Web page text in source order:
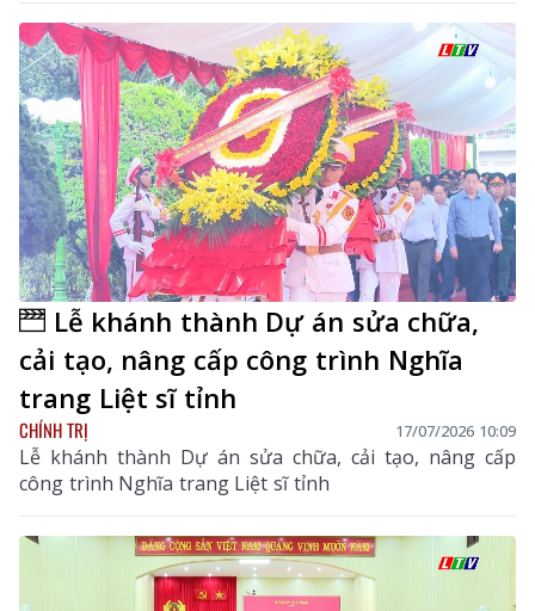
Lễ khánh thành Dự án sửa chữa,
cải tạo, nâng cấp công trình Nghĩa
trang Liệt sĩ tỉnh
CHÍNH TRỊ 17/07/2026 10:09
Lễ khánh thành Dự án sửa chữa, cải tạo, nâng cấp
công trình Nghĩa trang Liệt sĩ tỉnh